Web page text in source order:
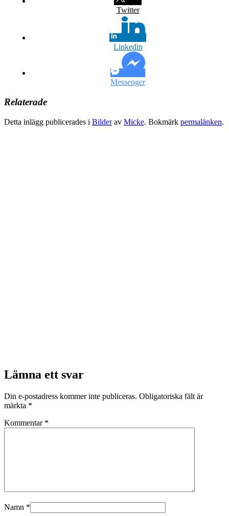
Twitter
Linkedin
Messenger
Relaterade
Detta inlägg publicerades i Bilderav Micke. Bokmärk permalänken.
Lämna ett svar
Din e-postadress kommer inte publiceras. Obligatoriska fält är
märkta *
Kommentar *
Namn *